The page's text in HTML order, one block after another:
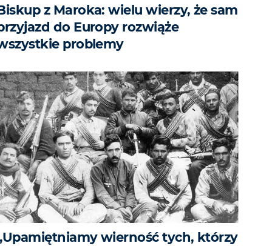
z Maroka: wielu wierzy, że sam
do Europy rozwiąże
problemy
wierność tych, którzy